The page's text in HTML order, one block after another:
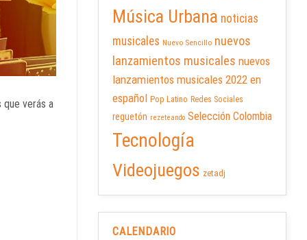
verás a
Música Urbana noticias
musicales Nuevo Sencillo nuevos
lanzamientos musicales nuevos
lanzamientos musicales 2022 en
español Pop Latino Redes Sociales
reguetón rezeteando Selección Colombia
Tecnología
Videojuegos zetadj
CALENDARIO